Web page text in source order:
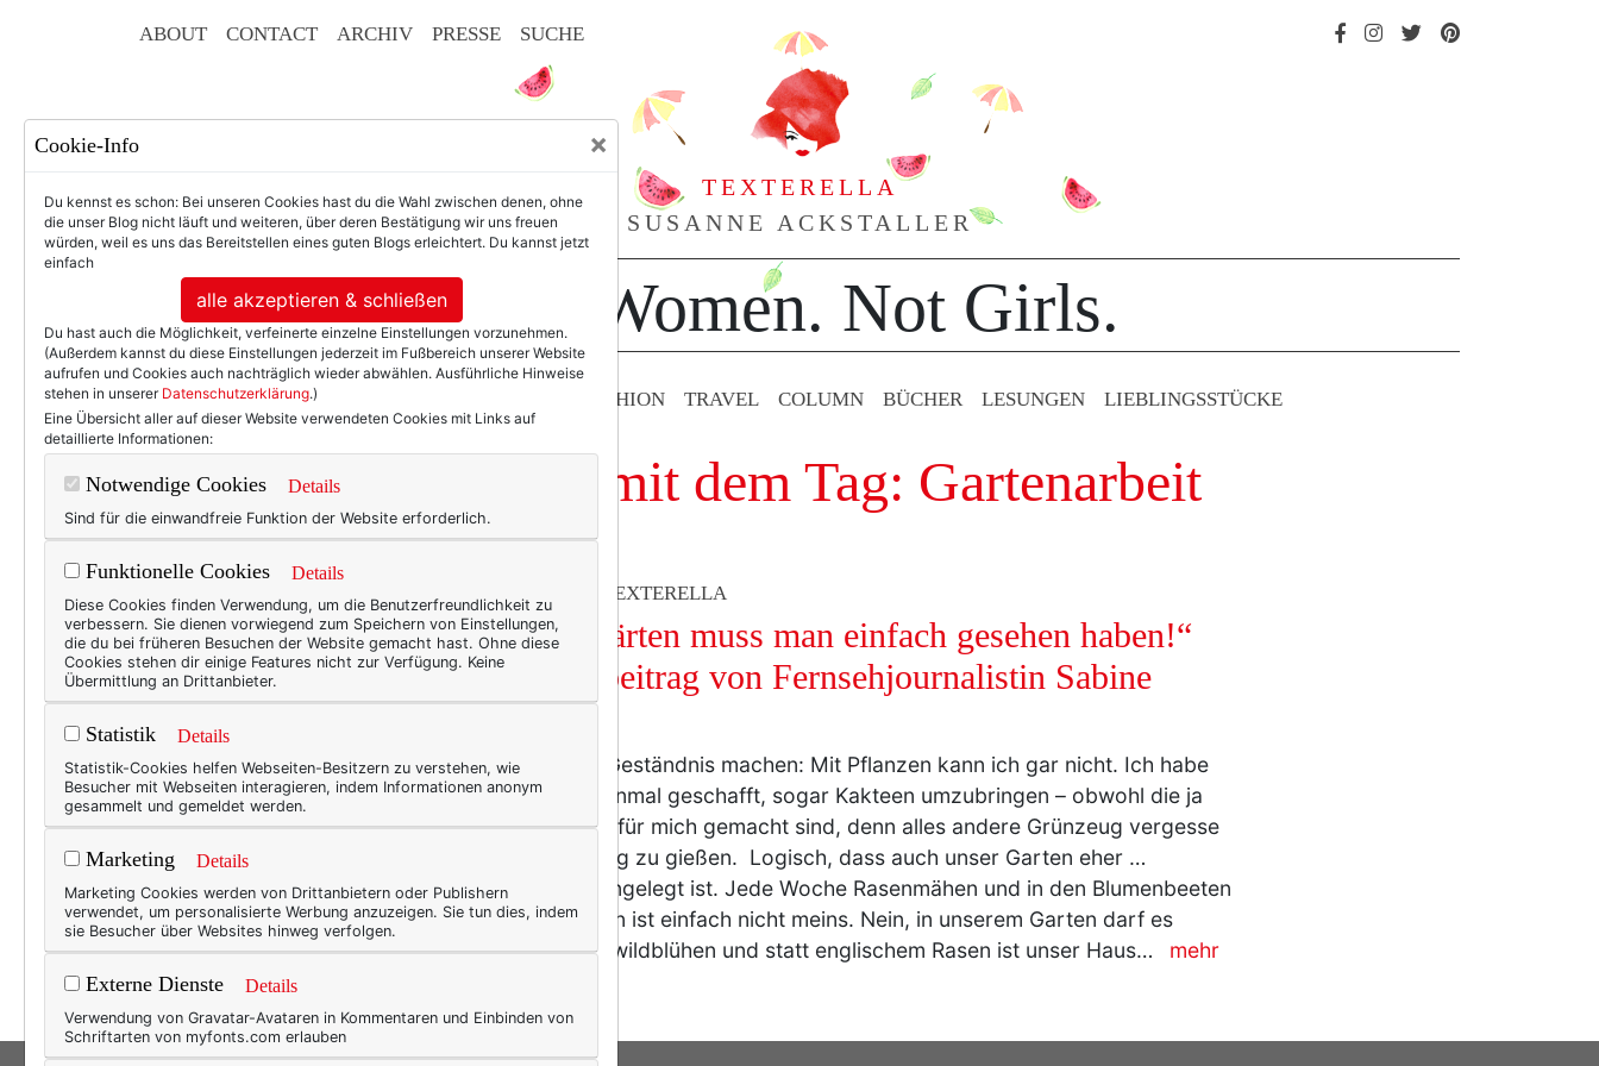
ABOUT CONTACT ARCHIV PRESSE SUCHE
TEXTERELLA
SUSANNE ACKSTALLER
For Women. Not Girls.
BEAUTY & FASHION TRAVEL COLUMN BÜCHER LESUNGEN LIEBLINGS­STÜCKE
Einträge mit dem Tag: Gartenarbeit
ZU GAST BEI TEXTERELLA
„Diese Gärten muss man einfach gesehen haben!“
Ein Gastbeitrag von Fernsehjournalistin Sabine
Ich muss ein Geständnis machen: Mit Pflanzen kann ich gar nicht. Ich habe
es nicht nur einmal geschafft, sogar Kakteen umzubringen – obwohl die ja
eigentlich wie für mich gemacht sind, denn alles andere Grünzeug vergesse
ich schlichtweg zu gießen. Logisch, dass auch unser Garten eher …
pflegeleicht angelegt ist. Jede Woche Rasenmähen und in den Blumenbeeten
„Unkraut“ jäten ist einfach nicht meins. Nein, in unserem Garten darf es
wuchern und wildblühen und statt englischem Rasen ist unser Haus…
mehr
Cookie-Info ×
Du kennst es schon: Bei unseren Cookies hast du die Wahl zwischen denen, ohne
die unser Blog nicht läuft und weiteren, über deren Bestätigung wir uns freuen
würden, weil es uns das Bereitstellen eines guten Blogs erleichtert. Du kannst jetzt
einfach
alle akzeptieren & schließen
Du hast auch die Möglichkeit, verfeinerte einzelne Einstellungen vorzunehmen.
(Außerdem kannst du diese Einstellungen jederzeit im Fußbereich unserer Website
aufrufen und Cookies auch nachträglich wieder abwählen. Ausführliche Hinweise
stehen in unserer Datenschutzerklärung.)
Eine Übersicht aller auf dieser Website verwendeten Cookies mit Links auf
detaillierte Informationen:
Notwendige Cookies Details
Sind für die einwandfreie Funktion der Website erforderlich.
Funktionelle Cookies Details
Diese Cookies finden Verwendung, um die Benutzerfreundlichkeit zu
verbessern. Sie dienen vorwiegend zum Speichern von Einstellungen,
die du bei früheren Besuchen der Website gemacht hast. Ohne diese
Cookies stehen dir einige Features nicht zur Verfügung. Keine
Übermittlung an Drittanbieter.
Statistik Details
Statistik-Cookies helfen Webseiten-Besitzern zu verstehen, wie
Besucher mit Webseiten interagieren, indem Informationen anonym
gesammelt und gemeldet werden.
Marketing Details
Marketing Cookies werden von Drittanbietern oder Publishern
verwendet, um personalisierte Werbung anzuzeigen. Sie tun dies, indem
sie Besucher über Websites hinweg verfolgen.
Externe Dienste Details
Verwendung von Gravatar-Avataren in Kommentaren und Einbinden von
Schriftarten von myfonts.com erlauben